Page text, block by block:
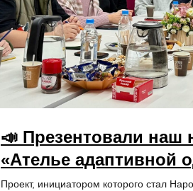
📣 Презентовали наш
«Ателье адаптивной
Проект, инициатором которого стал